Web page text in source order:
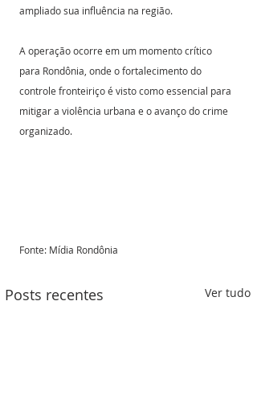
ampliado sua influência na região.
A operação ocorre em um momento crítico
para Rondônia, onde o fortalecimento do
controle fronteiriço é visto como essencial para
mitigar a violência urbana e o avanço do crime
organizado.
Fonte: Mídia Rondônia
Posts recentes Ver tudo